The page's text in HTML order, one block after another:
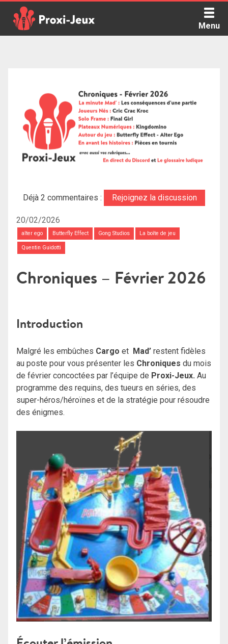
content
Menu
Déjà 2 commentaires : Rejoignez la discussion
20/02/2026
alter ego Butterfly Effect Gong Studios La boîte de jeu
Quentin Guidotti
Chroniques – Février 2026
Introduction
Malgré les embûches Cargo et Mad’ restent fidèles
au poste pour vous présenter les Chroniques du mois
de février concoctées par l’équipe de Proxi-Jeux. Au
programme des requins, des tueurs en séries, des
super-héros/héroïnes et de la stratégie pour résoudre
des énigmes.